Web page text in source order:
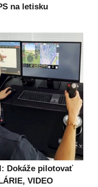
na letisku
Dokáže pilotovať
VIDEO